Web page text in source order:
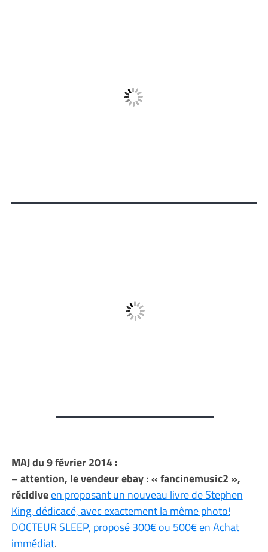
MAJ du 9 février 2014 :
– attention, le vendeur ebay : « fancinemusic2 »,
récidiveen proposant un nouveau livre de Stephen
King, dédicacé, avec exactement la même photo!
DOCTEUR SLEEP, proposé 300€ ou 500€ en Achat
immédiat.